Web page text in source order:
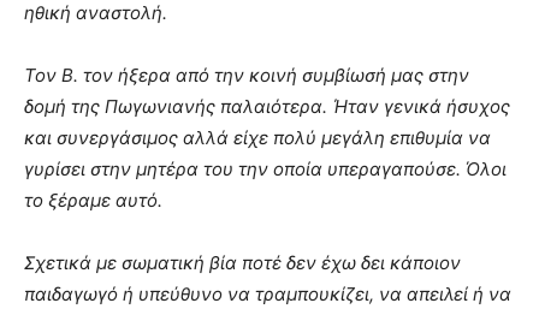
ηθική αναστολή.
Τον Β. τον ήξερα από την κοινή συμβίωσή μας στην
δομή της Πωγωνιανής παλαιότερα. Ήταν γενικά ήσυχος
και συνεργάσιμος αλλά είχε πολύ μεγάλη επιθυμία να
γυρίσει στην μητέρα του την οποία υπεραγαπούσε. Όλοι
το ξέραμε αυτό.
Σχετικά με σωματική βία ποτέ δεν έχω δει κάποιον
παιδαγωγό ή υπεύθυνο να τραμπουκίζει, να απειλεί ή να